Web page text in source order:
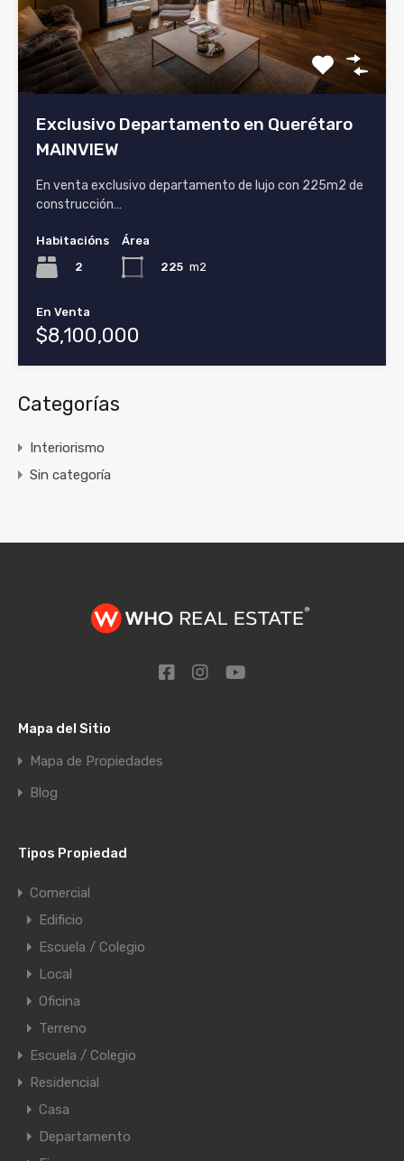
Exclusivo Departamento en Querétaro
MAINVIEW
En venta exclusivo departamento de lujo con 225m2 de
construcción…
Habitacións
2
Área
225 m2
En Venta
$8,100,000
Categorías
Interiorismo
Sin categoría
Mapa del Sitio
Mapa de Propiedades
Blog
Tipos Propiedad
Comercial
Edificio
Escuela / Colegio
Local
Oficina
Terreno
Escuela / Colegio
Residencial
Casa
Departamento